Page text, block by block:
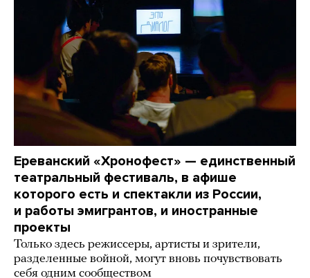
Ереванский «Хронофест» — единственный
театральный фестиваль, в афише
которого есть и спектакли из России,
и работы эмигрантов, и иностранные
проекты
Только здесь режиссеры, артисты и зрители,
разделенные войной, могут вновь почувствовать
себя одним сообществом